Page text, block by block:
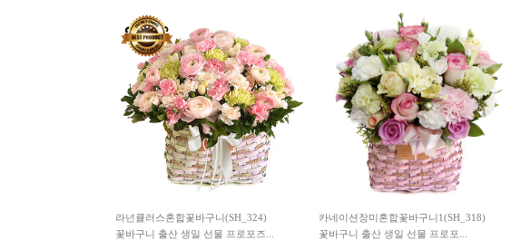
라넌큘러스혼합꽃바구니(SH_324)
꽃바구니 출산 생일 선물 프로포즈...
카네이션장미혼합꽃바구니1(SH_318)
꽃바구니 출산 생일 선물 프로포...